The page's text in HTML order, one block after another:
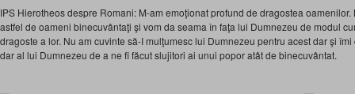
IPS Hierotheos despre Romani: M-am emoţionat profund de dragostea
astfel de oameni binecuvântaţi şi vom da seama în faţa lui Dumnezeu de modul
dragoste a lor. Nu am cuvinte să-I mulţumesc lui Dumnezeu pentru acest dar şi
dar al lui Dumnezeu de a ne fi făcut slujitori ai unui popor atât de binecuvântat.